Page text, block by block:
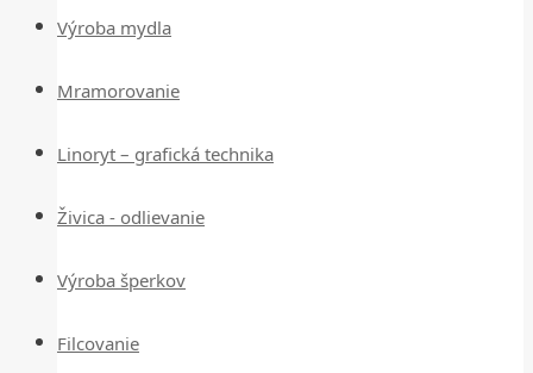
Výroba mydla
Mramorovanie
Linoryt – grafická technika
Živica - odlievanie
Výroba šperkov
Filcovanie